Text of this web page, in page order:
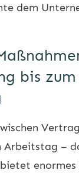
dem
bis
Arbeitstag –